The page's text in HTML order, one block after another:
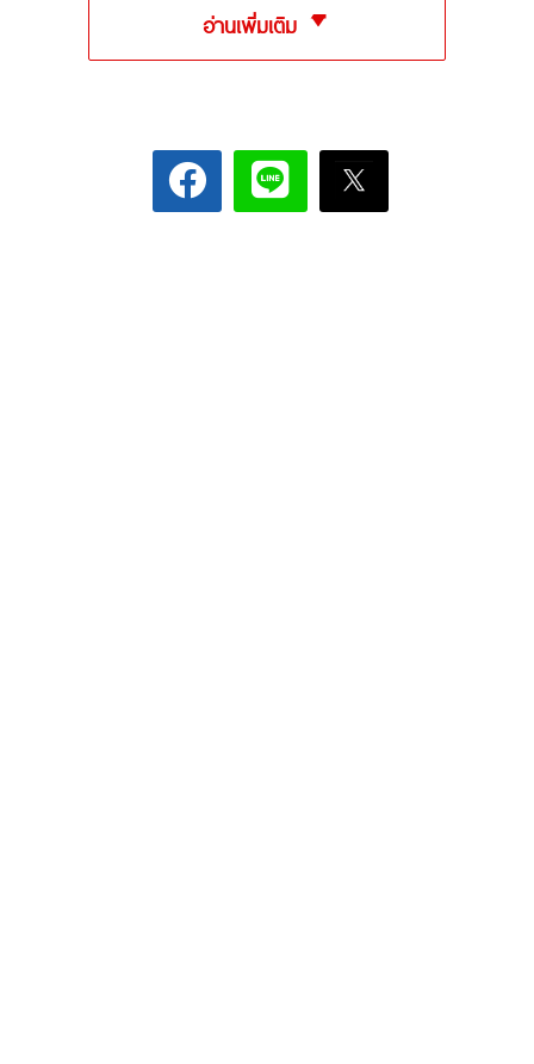
อ่านเพิ่มเติม